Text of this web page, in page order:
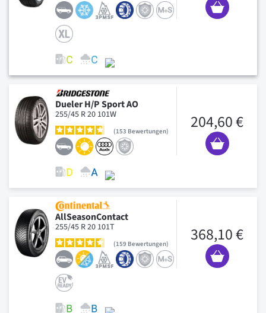
Dueler H/P Sport AO
255/45 R 20 101W
153 Bewertungen 204,60 €
AllSeasonContact
255/45 R 20 101T
159 Bewertungen 368,10 €